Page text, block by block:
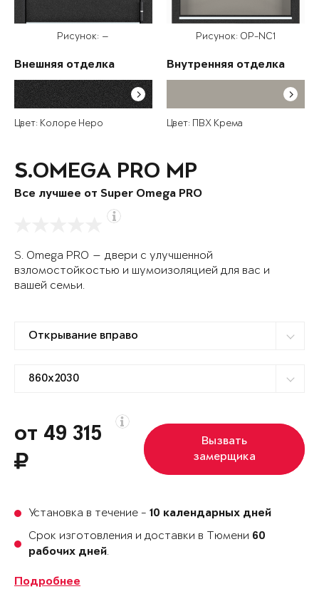
Рисунок: —
Внешняя отделка
Цвет: Колоре Неро
Рисунок: OP-NC1
Внутренняя отделка
Цвет: ПВХ Крема
S.OMEGA PRO MP
Все лучшее от Super Omega PRO
S. Omega PRO — двери с улучшенной
взломостойкостью и шумоизоляцией для вас и
вашей семьи.
от 49 315
Вызвать
замерщика
Установка в течение - 10 календарных дней
Срок изготовления и доставки в Тюмени 60
рабочих дней.
Подробнее